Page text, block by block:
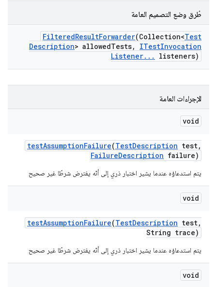
طُرق وضع التصميم العامة
FilteredResultForwarder(Collection<Test
Description> allowedTests, ITestInvocation
Listener. . . listeners)
الإجراءات العامة
void
testAssumptionFailure(TestDescription test,
FailureDescription failure)
يتم استدعاؤه عندما يشير اختبار ذري إلى أنّه يفترض شرطًا غير صحيح
void
testAssumptionFailure(TestDescription test,
String trace)
يتم استدعاؤه عندما يشير اختبار ذري إلى أنّه يفترض شرطًا غير صحيح
void